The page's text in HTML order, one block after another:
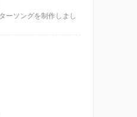
ーソングを制作しまし